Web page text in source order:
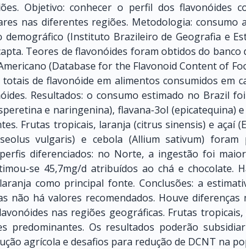
Objetivo: conhecer o perfil dos flavonóides
nas diferentes regiões. Metodologia: consumo
demográfico (Instituto Brazileiro de Geografia e
Teores de flavonóides foram obtidos do banco
(Database for the Flavonoid Content of
de flavonóide em alimentos consumidos em
Resultados: o consumo estimado no Brazil
e naringenina), flavana-3ol (epicatequina)
Frutas tropicais, laranja (citrus sinensis) e açaí
vulgaris) e cebola (Allium sativum) foram
diferenciados: no Norte, a ingestão foi
se 45,7mg/d atribuídos ao chá e chocolate.
como principal fonte. Conclusões: a
não há valores recomendados. Houve
nas regiões geográficas. Frutas
predominantes. Os resultados poderão
agrícola e desafios para redução de DCNT na